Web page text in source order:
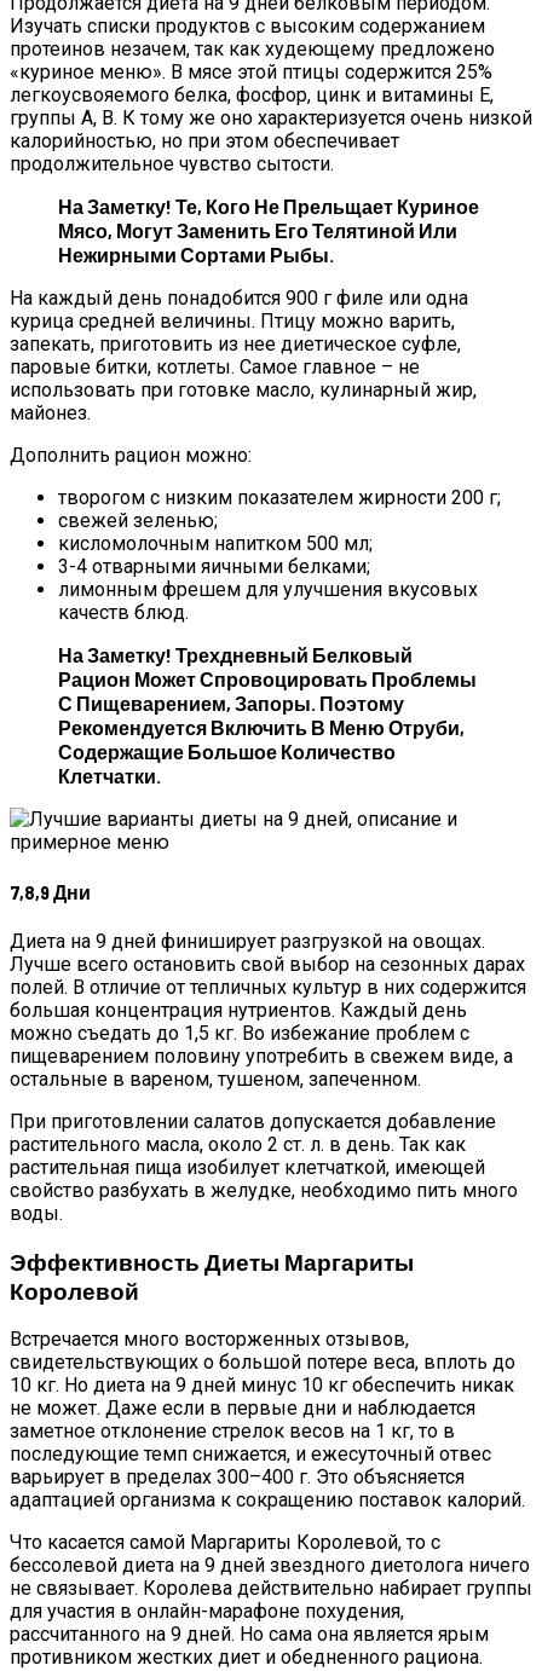
Изучать списки продуктов с высоким содержанием
протеинов незачем, так как худеющему предложено
«куриное меню». В мясе этой птицы содержится 25%
легкоусвояемого белка, фосфор, цинк и витамины Е,
группы А, В. К тому же оно характеризуется очень низкой
калорийностью, но при этом обеспечивает
продолжительное чувство сытости.
На Заметку! Те, Кого Не Прельщает Куриное
Мясо, Могут Заменить Его Телятиной Или
Нежирными Сортами Рыбы.
На каждый день понадобится 900 г филе или одна
курица средней величины. Птицу можно варить,
запекать, приготовить из нее диетическое суфле,
паровые битки, котлеты. Самое главное – не
использовать при готовке масло, кулинарный жир,
майонез.
Дополнить рацион можно:
творогом с низким показателем жирности 200 г;
свежей зеленью;
кисломолочным напитком 500 мл;
3-4 отварными яичными белками;
лимонным фрешем для улучшения вкусовых
качеств блюд.
На Заметку! Трехдневный Белковый
Рацион Может Спровоцировать Проблемы
С Пищеварением, Запоры. Поэтому
Рекомендуется Включить В Меню Отруби,
Содержащие Большое Количество
Клетчатки.
7,8,9 Дни
Диета на 9 дней финиширует разгрузкой на овощах.
Лучше всего остановить свой выбор на сезонных дарах
полей. В отличие от тепличных культур в них содержится
большая концентрация нутриентов. Каждый день
можно съедать до 1,5 кг. Во избежание проблем с
пищеварением половину употребить в свежем виде, а
остальные в вареном, тушеном, запеченном.
При приготовлении салатов допускается добавление
растительного масла, около 2 ст. л. в день. Так как
растительная пища изобилует клетчаткой, имеющей
свойство разбухать в желудке, необходимо пить много
воды.
Эффективность Диеты Маргариты
Королевой
Встречается много восторженных отзывов,
свидетельствующих о большой потере веса, вплоть до
10 кг. Но диета на 9 дней минус 10 кг обеспечить никак
не может. Даже если в первые дни и наблюдается
заметное отклонение стрелок весов на 1 кг, то в
последующие темп снижается, и ежесуточный отвес
варьирует в пределах 300–400 г. Это объясняется
адаптацией организма к сокращению поставок калорий.
Что касается самой Маргариты Королевой, то с
бессолевой диета на 9 дней звездного диетолога ничего
не связывает. Королева действительно набирает группы
для участия в онлайн-марафоне похудения,
рассчитанного на 9 дней. Но сама она является ярым
противником жестких диет и обедненного рациона.